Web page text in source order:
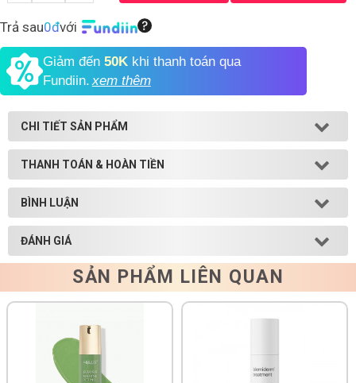
Shop All Brand A-
Trả sau0đvới
Giảm đến 50K khi thanh toán qua
Fundiin. xem thêm
CHI TIẾT SẢN PHẨM
THANH TOÁN & HOÀN TIỀN
BÌNH LUẬN
ĐÁNH GIÁ
SẢN PHẨM LIÊN QUAN